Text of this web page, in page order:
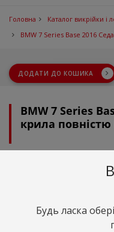
Головна Каталог викрійки і
BMW 7 Series Base 2016
ДОДАТИ ДО КОШИКА
BMW 7 Series
крила
Будь ласка